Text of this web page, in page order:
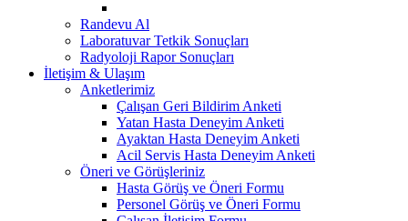
Randevu Al
Laboratuvar Tetkik Sonuçları
Radyoloji Rapor Sonuçları
İletişim & Ulaşım
Anketlerimiz
Çalışan Geri Bildirim Anketi
Yatan Hasta Deneyim Anketi
Ayaktan Hasta Deneyim Anketi
Acil Servis Hasta Deneyim Anketi
Öneri ve Görüşleriniz
Hasta Görüş ve Öneri Formu
Personel Görüş ve Öneri Formu